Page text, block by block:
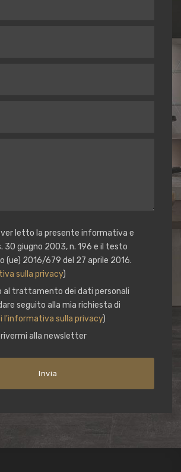
letto la presente informativa e
30 giugno 2003, n. 196 e il testo
(ue) 2016/679 del 27 aprile 2016.
sulla privacy)
al trattamento dei dati personali
seguito alla mia richiesta di
l'informativa sulla privacy)
alla newsletter